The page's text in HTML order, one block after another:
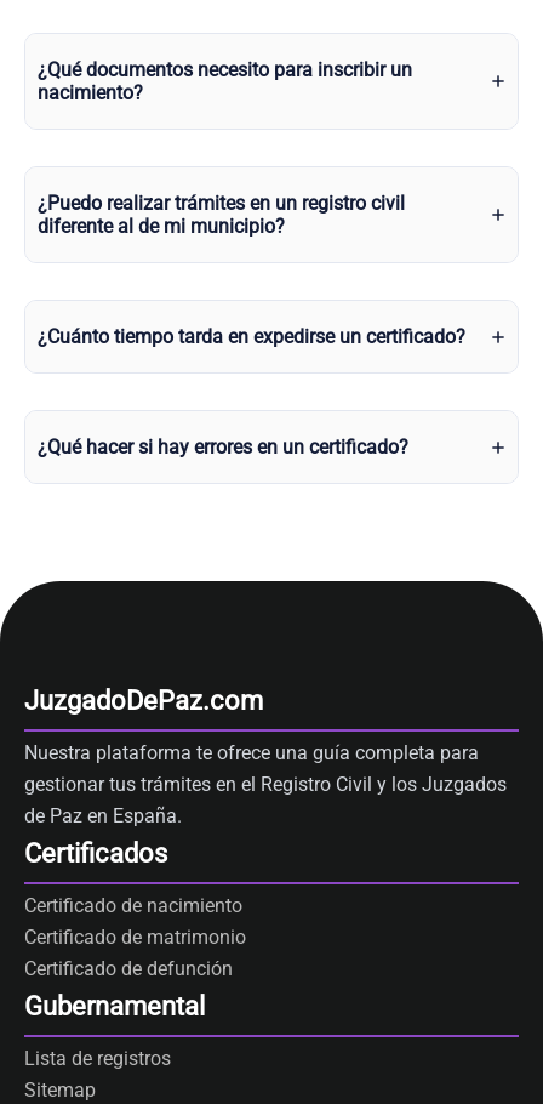
¿Qué documentos necesito para inscribir un
nacimiento?
¿Puedo realizar trámites en un registro civil
diferente al de mi municipio?
¿Cuánto tiempo tarda en expedirse un certificado?
¿Qué hacer si hay errores en un certificado?
JuzgadoDePaz.com
Nuestra plataforma te ofrece una guía completa para
gestionar tus trámites en el Registro Civil y los Juzgados
de Paz en España.
Certificados
Certificado de nacimiento
Certificado de matrimonio
Certificado de defunción
Gubernamental
Lista de registros
Sitemap